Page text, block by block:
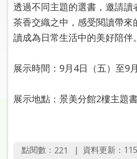
線
上
見
加
透過不同主題的選書，邀請讀
茶香交織之中，感受閱讀帶來
讀成為日常生活中的美好陪伴。
展示時間：9月4日（五）至9
展示地點：景美分館2樓主題
點閱數： 221
資料更新：